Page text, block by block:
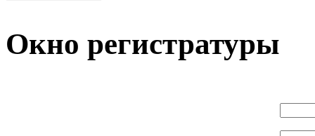
Окно регистратуры